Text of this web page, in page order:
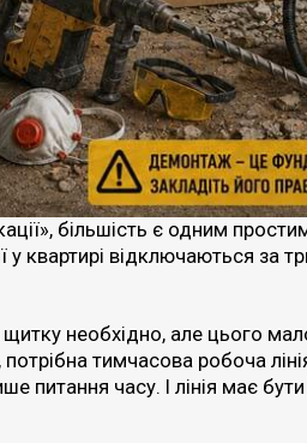
більшість є одним
у квартирі відключаються за
необхідно, але цього
тимчасова робоча
питання часу. І лінія має